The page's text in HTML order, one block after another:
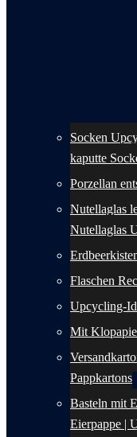
Socken
kaputte
Porzellan
Nutellaglas
Nutellaglas
Flaschen
Upcycling-
Mit
Pappkartons
Basteln mit
Eierpappe |